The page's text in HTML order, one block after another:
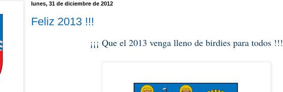
lunes, 31 de diciembre de 2012
Feliz 2013 !!!
¡¡¡ Que el 2013 venga lleno de birdies para todos !!!